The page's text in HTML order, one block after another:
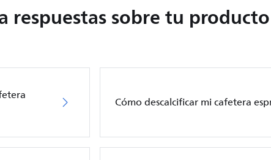
respuestas sobre tu producto
Cómo descalcificar mi cafetera